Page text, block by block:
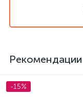
Рекомендации
-15%